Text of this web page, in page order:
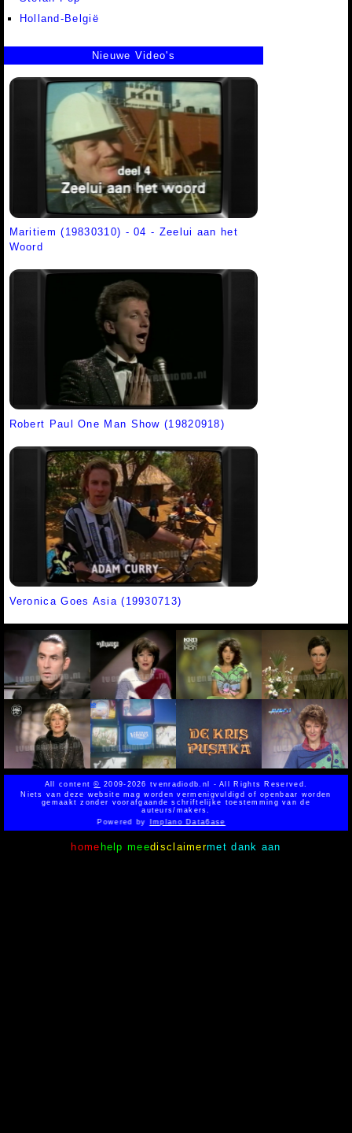
Holland-België
Nieuwe Video's
Maritiem (19830310) - 04 - Zeelui aan het
Woord
Robert Paul One Man Show (19820918)
Veronica Goes Asia (19930713)
All content© 2009-2026 tvenradiodb.nl - All Rights Reserved.
Niets van deze website mag worden vermenigvuldigd of openbaar worden
gemaakt zonder voorafgaande schriftelijke toestemming van de
auteurs/makers.
Powered byImplano Data6ase
home help meedisclaimermet dank aan